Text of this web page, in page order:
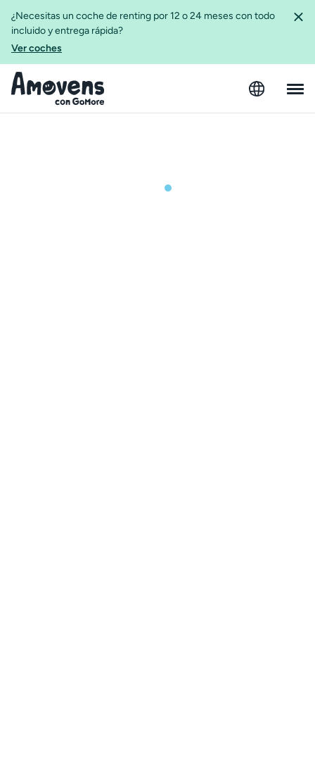
¿Necesitas un coche de renting por 12 o 24 meses con todo
incluido y entrega rápida?
Ver coches